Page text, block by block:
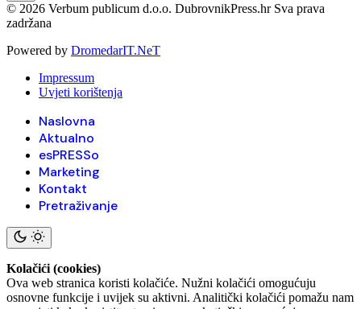
© 2026 Verbum publicum d.o.o. DubrovnikPress.hr Sva prava
zadržana
Powered by DromedarIT.NeT
Impressum
Uvjeti korištenja
Naslovna
Aktualno
esPRESSo
Marketing
Kontakt
Pretraživanje
Kolačići (cookies)
Ova web stranica koristi kolačiće. Nužni kolačići omogućuju
osnovne funkcije i uvijek su aktivni. Analitički kolačići pomažu nam